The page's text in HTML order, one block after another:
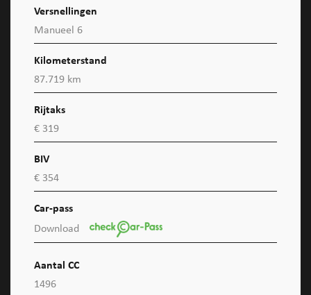
Versnellingen
Manueel 6
Kilometerstand
87.719 km
Rijtaks
€ 319
BIV
€ 354
Car-pass
Download
Aantal CC
1496